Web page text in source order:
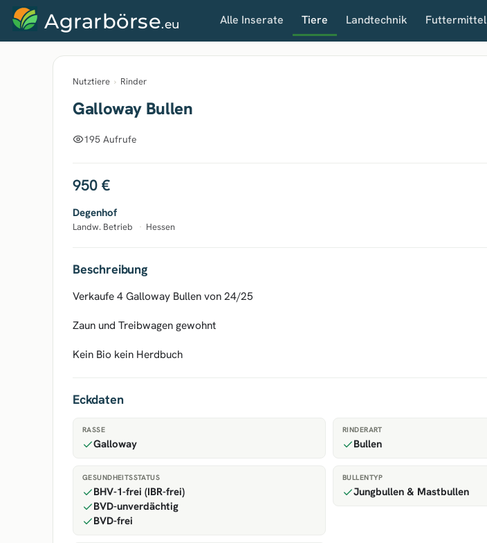
Agrarbörse.eu Alle Inserate Tiere Landtechnik Futtermittel
Nutztiere › Rinder
Galloway Bullen
195 Aufrufe
950 €
Degenhof
Landw. Betrieb · Hessen
Beschreibung
Verkaufe 4 Galloway Bullen von 24/25
Zaun und Treibwagen gewohnt
Kein Bio kein Herdbuch
Eckdaten
RASSE
Galloway
RINDERART
Bullen
GESUNDHEITSSTATUS
BHV-1-frei (IBR-frei)
BVD-unverdächtig
BVD-frei
BULLENTYP
Jungbullen & Mastbullen